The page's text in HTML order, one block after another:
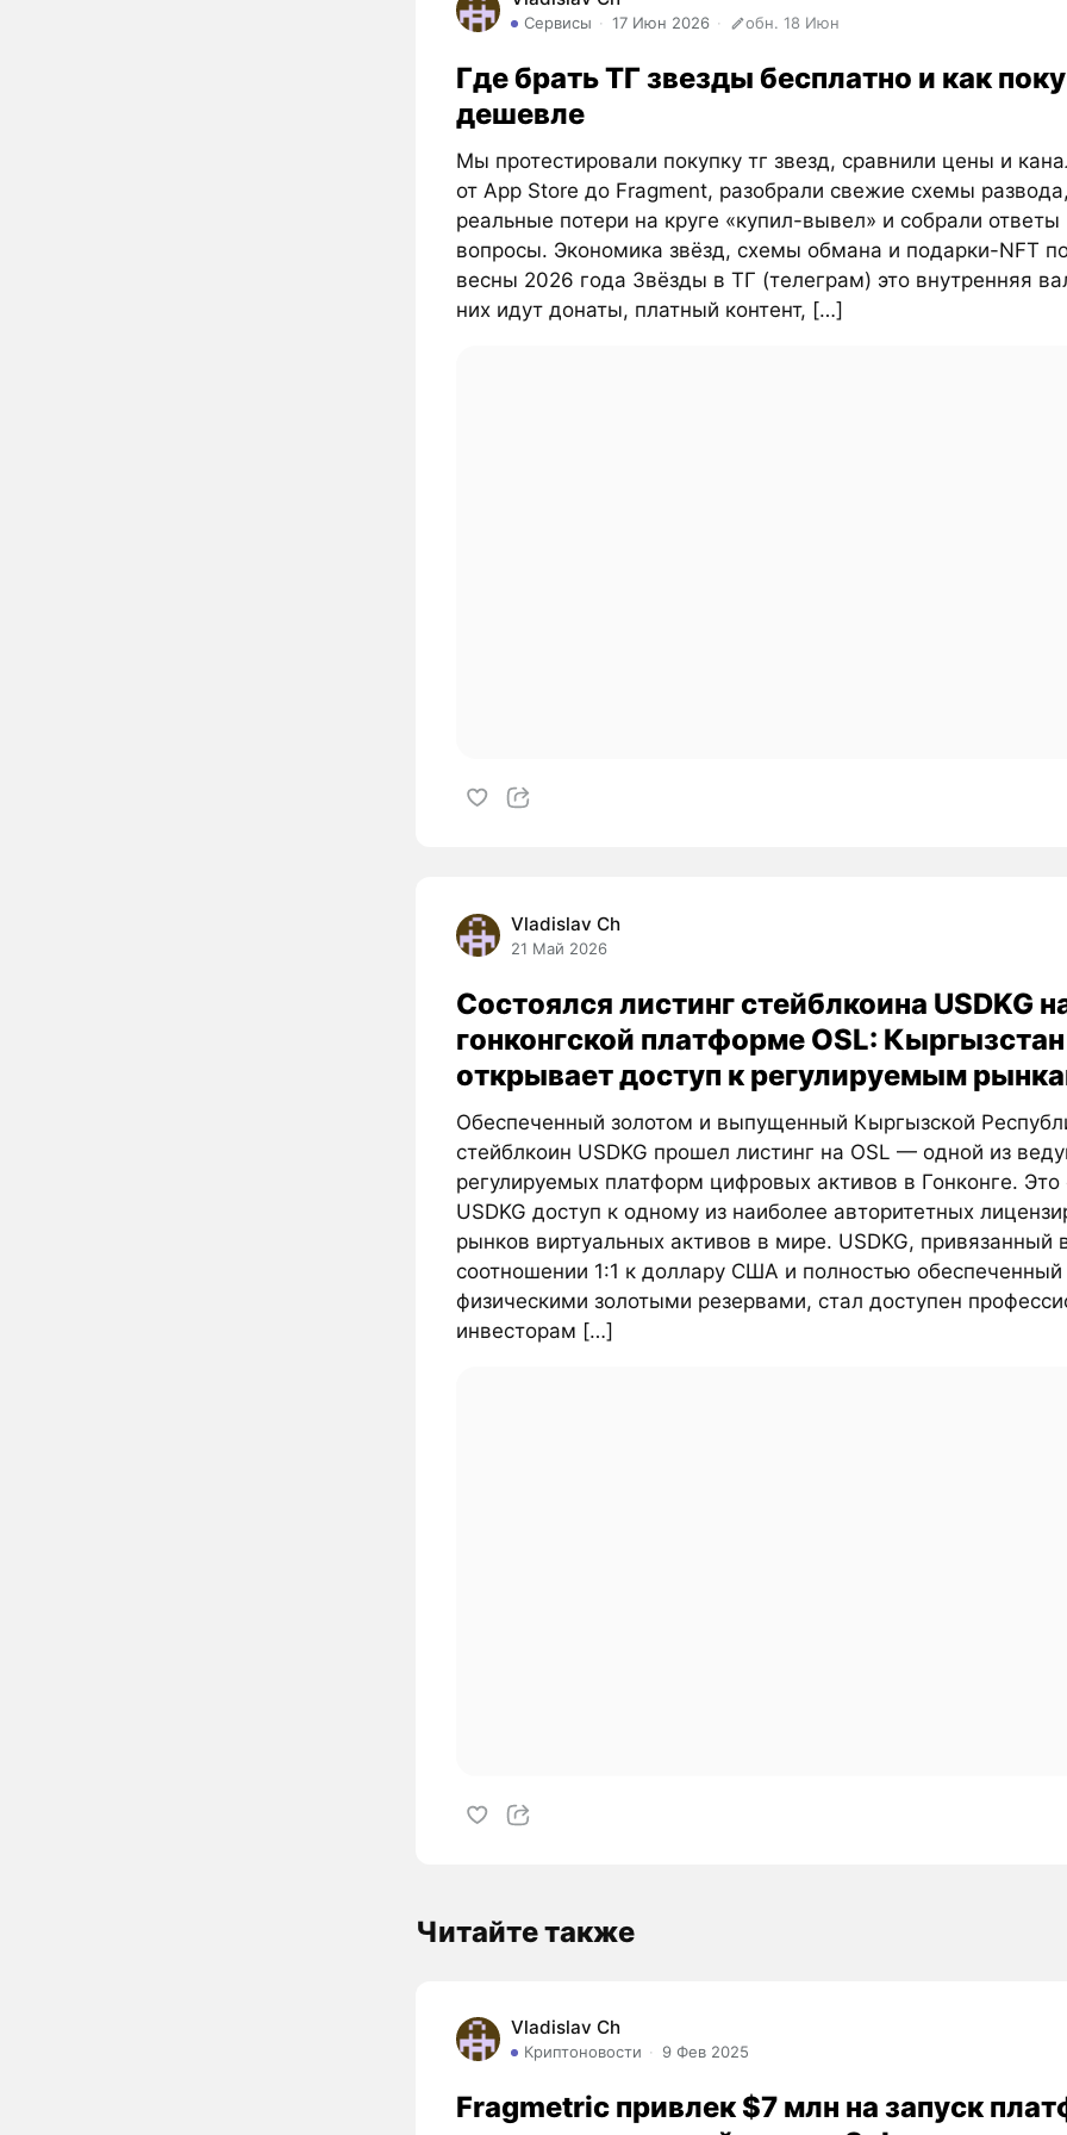
Сервисы 17 Июн 2026 обн. 18 Июн
Где брать ТГ звезды бесплатно и как
дешевле
Мы протестировали покупку тг звезд, сравнили цены и
от App Store до Fragment, разобрали свежие схемы
реальные потери на круге «купил-вывел» и собрали
вопросы. Экономика звёзд, схемы обмана и подарки-NFT
весны 2026 года Звёзды в ТГ (телеграм) это внутренняя
них идут донаты, платный контент, […]
Vladislav Ch
21 Май 2026
Состоялся листинг стейблкоина USDKG
гонконгской платформе OSL: Кыргызстан
открывает доступ к регулируемым
Обеспеченный золотом и выпущенный Кыргызской
стейблкоин USDKG прошел листинг на OSL — одной из
регулируемых платформ цифровых активов в Гонконге. Это
USDKG доступ к одному из наиболее авторитетных
рынков виртуальных активов в мире. USDKG, привязанный
соотношении 1:1 к доллару США и полностью обеспеченный
физическими золотыми резервами, стал доступен
инвесторам […]
Читайте также
Vladislav Ch
Криптоновости 9 Фев 2025
Fragmetric привлек $7 млн на запуск